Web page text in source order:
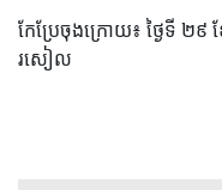
កែប្រែចុងក្រោយ៖ ថ្ងៃទី ២៩
រសៀល